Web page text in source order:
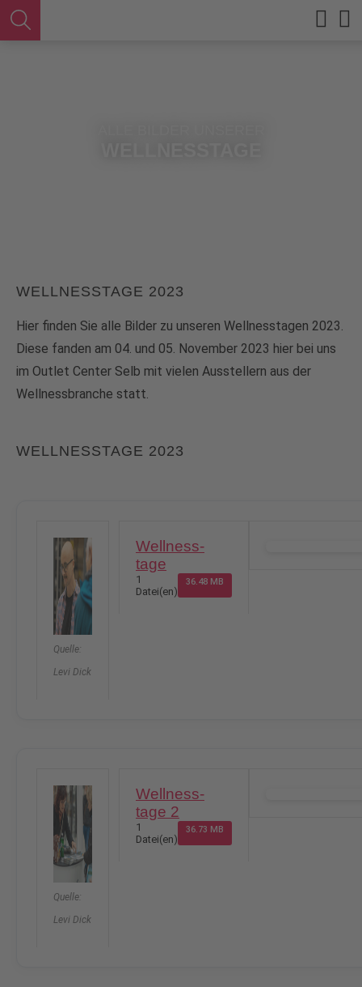
WELLNESSTAGE 2023
Hier finden Sie alle Bilder zu unseren Wellnesstagen 2023.
Diese fanden am 04. und 05. November 2023 hier bei uns
im Outlet Center Selb mit vielen Ausstellern aus der
Wellnessbranche statt.
WELLNESSTAGE 2023
Quelle:
Levi Dick
Wellness-
tage
1
Datei(en)
36.48 MB
Quelle:
Levi Dick
Wellness-
tage 2
1
Datei(en)
36.73 MB